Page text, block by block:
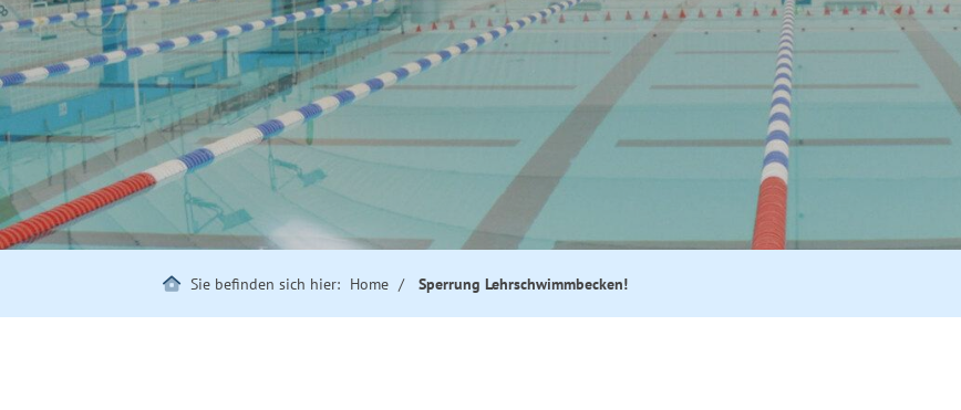
Sie befinden sich hier: Home Sperrung Lehrschwimmbecken!